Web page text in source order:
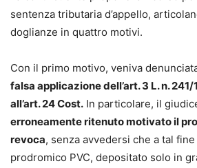
sentenza tributaria d’appello,
doglianze in quattro motivi.
Con il primo motivo, veniva
falsa applicazione dell’art. 3 L. n.
all’art. 24 Cost. In particolare, il
erroneamente ritenuto motivato il
revoca, senza avvedersi che a tal
prodromico PVC, depositato solo in